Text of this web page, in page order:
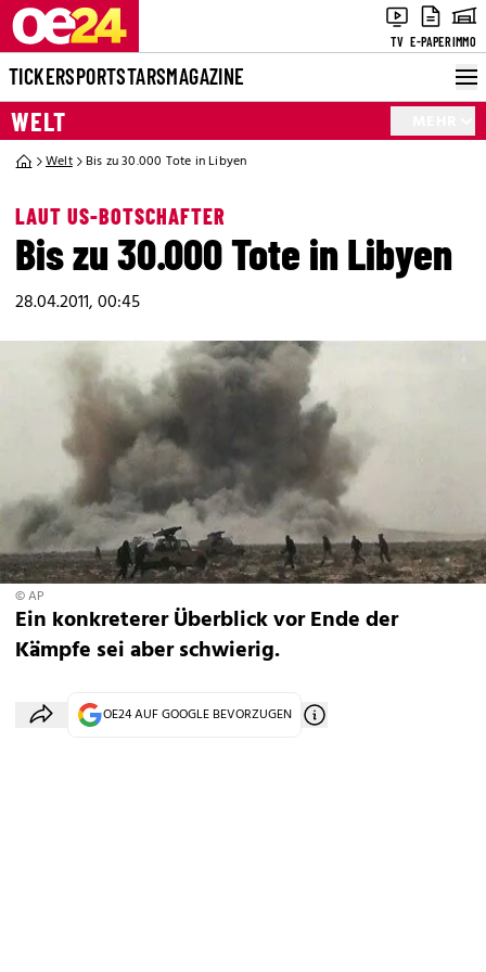
TV E-PAPERIMMO
TICKERSPORTSTARSMAGAZINE
WELT
Welt Bis zu 30.000 Tote in Libyen
LAUT US-BOTSCHAFTER
Bis zu 30.000 Tote in Libyen
28.04.2011, 00:45
© AP
Ein konkreterer Überblick vor Ende der
Kämpfe sei aber schwierig.
OE24 AUF GOOGLE BEVORZUGEN